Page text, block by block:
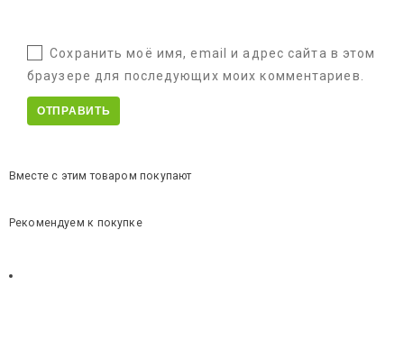
Сохранить моё имя, email и адрес сайта в этом
браузере для последующих моих комментариев.
Вместе с этим товаром покупают
Рекомендуем к покупке